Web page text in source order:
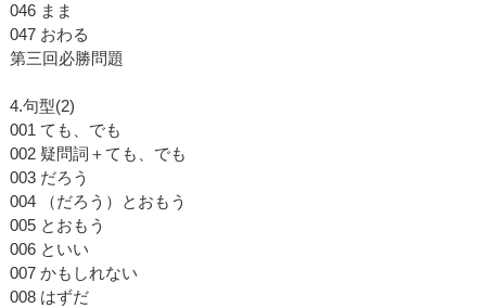
046 まま
047 おわる
第三回必勝問題
4.句型(2)
001 ても、でも
002 疑問詞＋ても、でも
003 だろう
004 （だろう）とおもう
005 とおもう
006 といい
007 かもしれない
008 はずだ